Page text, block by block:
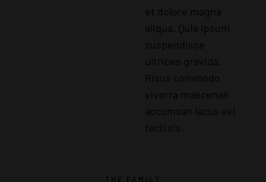
et dolore magna
aliqua. Quis ipsum
suspendisse
ultrices gravida.
Risus commodo
viverra maecenas
accumsan lacus vel
facilisis.
THE FAMILY